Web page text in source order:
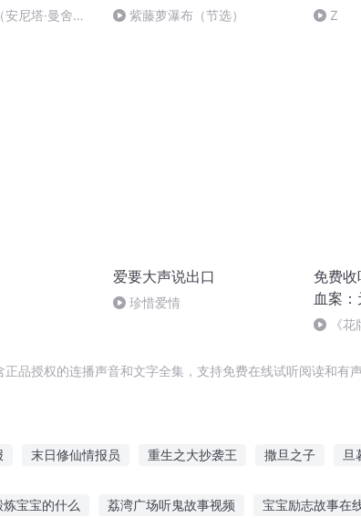
尼塔·曼舍 紫藤萝瀑布（节选） Z
爱要大声说出口
珍惜爱情
免费收
血案
《
品授权的连播声音和文字全集，支持免费在线试听阅读和有
末日修仙情报员 重生之大抄袭王 撒旦之子 旦
宝宝的什么 荔湾广场听鬼故事视频 宝宝励志故事在